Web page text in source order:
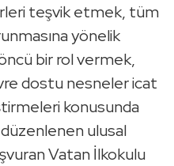
teşvik etmek, tüm
yönelik
bir rol vermek,
dostu nesneler icat
konusunda
ulusal
Vatan İlkokulu